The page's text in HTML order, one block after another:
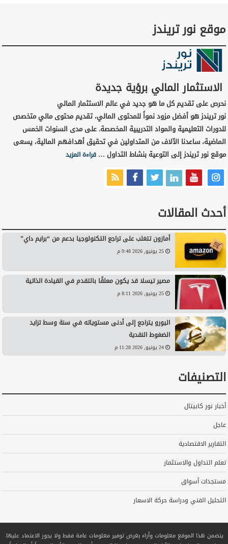
موقع نور تريندز
الاستثمار المالي برؤية جديدة
نحرص على تقديم كل ما هو جديد في عالم الاستثمار المالي
نور تريندز هو أفضل مزود نمواً للمحتوى المالي، تقديم محتوى مالي متخصص
للدورات التعليمية والمواد التدريبية المخصصة. على مدى السنوات الخمس
الماضية، ساعدنا الآلاف من المتداولين في تحقيق أهدافهم المالية، يسعى
موقع نور تريندز إلى التوعية بنشاط التداول …قراءة المزيد
أحدث المقالات
أمازون تتغلب على تراجع التكنولوجيا بدعم من “برايم داي”
25 يونيو, 2026 9:48 م
مصير تيسلا قد يكون معلقًا بالتقدم في القيادة الذاتية
25 يونيو, 2026 8:11 م
اليورو يتراجع إلى أدنى مستوياته في سنة وسط تزايد
الضغوط النقدية
24 يونيو, 2026 11:28 م
التصنيفات
أخبار نور كابيتال
عاجل
التقارير الاقتصادية
تعلم التداول والاستثمار
مستجدات أسواق
التحليل الفني ودراسة حركة الاسعار
يتضمن هذا الموقع معلومات وآراء بغرض توفير معلومات عامة فقط ولا يجوز الاعتماد عليها.